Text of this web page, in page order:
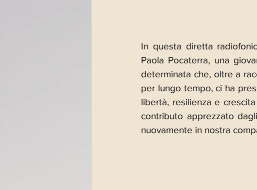
In questa diretta
Paola Pocaterra, una
determinata che, oltre a
per lungo tempo, ci ha
libertà, resilienza e
contributo apprezzato
nuovamente in nostra